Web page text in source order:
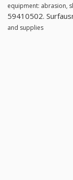
equipment: abrasion,
59410502.
and supplies